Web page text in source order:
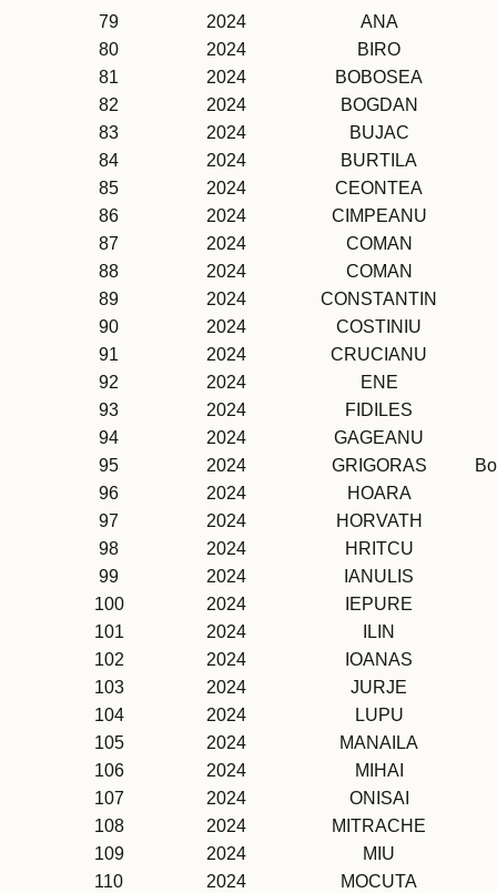
79
2024
ANA
80
2024
BIRO
81
2024
BOBOSEA
82
2024
BOGDAN
83
2024
BUJAC
84
2024
BURTILA
85
2024
CEONTEA
86
2024
CIMPEANU
87
2024
COMAN
88
2024
COMAN
89
2024
CONSTANTIN
90
2024
COSTINIU
91
2024
CRUCIANU
92
2024
ENE
93
2024
FIDILES
94
2024
GAGEANU
95
2024 GRIGORAS
96
2024
HOARA
97
2024
HORVATH
98
2024
HRITCU
99
2024
IANULIS
100
2024
IEPURE
101
2024
ILIN
102
2024
IOANAS
103
2024
JURJE
104
2024
LUPU
105
2024
MANAILA
106
2024
MIHAI
107
2024
ONISAI
108
2024
MITRACHE
109
2024
MIU
110
2024
MOCUTA